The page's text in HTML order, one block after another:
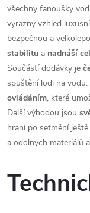
všechny fanoušky
výrazný vzhled
bezpečnou a
stabilitu a nadnáší
Součástí dodávky je
spuštění lodi na vodu.
ovládáním, které
Další výhodou jsou
hraní po setmění
a odolných materiálů